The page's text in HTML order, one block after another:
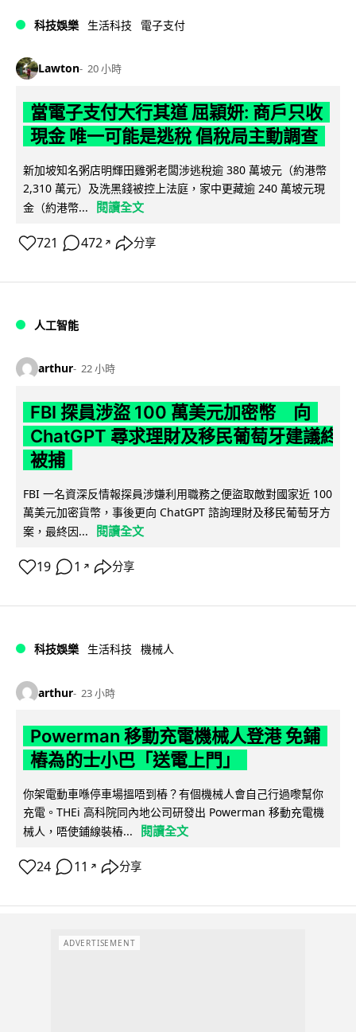
科技娛樂 生活科技 電子支付
Lawton 20 小時
當電子支付大行其道 屈穎妍: 商戶只收
現金 唯一可能是逃稅 倡稅局主動調查
新加坡知名粥店明輝田雞粥老闆涉逃稅逾 380 萬坡元（約港幣
2,310 萬元）及洗黑錢被控上法庭，家中更藏逾 240 萬坡元現
金（約港幣...
閱讀全文
721 472 ↗ 分享
人工智能
arthur 22 小時
FBI 探員涉盜 100 萬美元加密幣 向
ChatGPT 尋求理財及移民葡萄牙建議終
被捕
FBI 一名資深反情報探員涉嫌利用職務之便盜取敵對國家近 100
萬美元加密貨幣，事後更向 ChatGPT 諮詢理財及移民葡萄牙方
案，最終因...
閱讀全文
19 1 ↗ 分享
科技娛樂 生活科技 機械人
arthur 23 小時
Powerman 移動充電機械人登港 免鋪
樁為的士小巴「送電上門」
你架電動車喺停車場搵唔到樁？有個機械人會自己行過嚟幫你
充電。THEi 高科院同內地公司研發出 Powerman 移動充電機
械人，唔使鋪線裝樁...
閱讀全文
24 11 ↗ 分享
ADVERTISEMENT